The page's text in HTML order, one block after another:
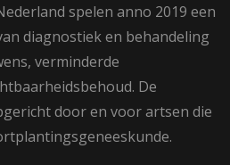
spelen anno 2019 een
diagnostiek en behandeling
verminderde
De
door en voor artsen die